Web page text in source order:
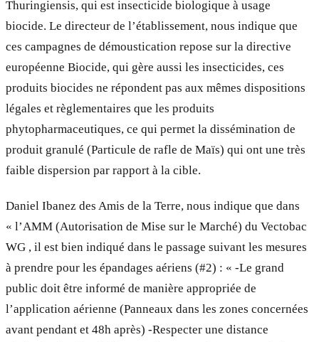
Thuringiensis, qui est insecticide biologique à usage
biocide. Le directeur de l’établissement, nous indique que
ces campagnes de démoustication repose sur la directive
européenne Biocide, qui gère aussi les insecticides, ces
produits biocides ne répondent pas aux mêmes dispositions
légales et règlementaires que les produits
phytopharmaceutiques, ce qui permet la dissémination de
produit granulé (Particule de rafle de Maïs) qui ont une très
faible dispersion par rapport à la cible.
Daniel Ibanez des Amis de la Terre, nous indique que dans
« l’AMM (Autorisation de Mise sur le Marché) du Vectobac
WG , il est bien indiqué dans le passage suivant les mesures
à prendre pour les épandages aériens (#2) : « -Le grand
public doit être informé de manière appropriée de
l’application aérienne (Panneaux dans les zones concernées
avant pendant et 48h après) -Respecter une distance